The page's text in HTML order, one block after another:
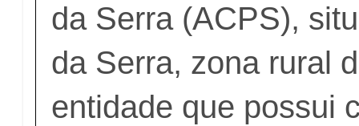
da Serra (ACPS),
da Serra, zona rural
entidade que possui